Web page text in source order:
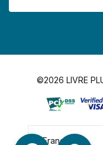
©2026 LIVRE
Français